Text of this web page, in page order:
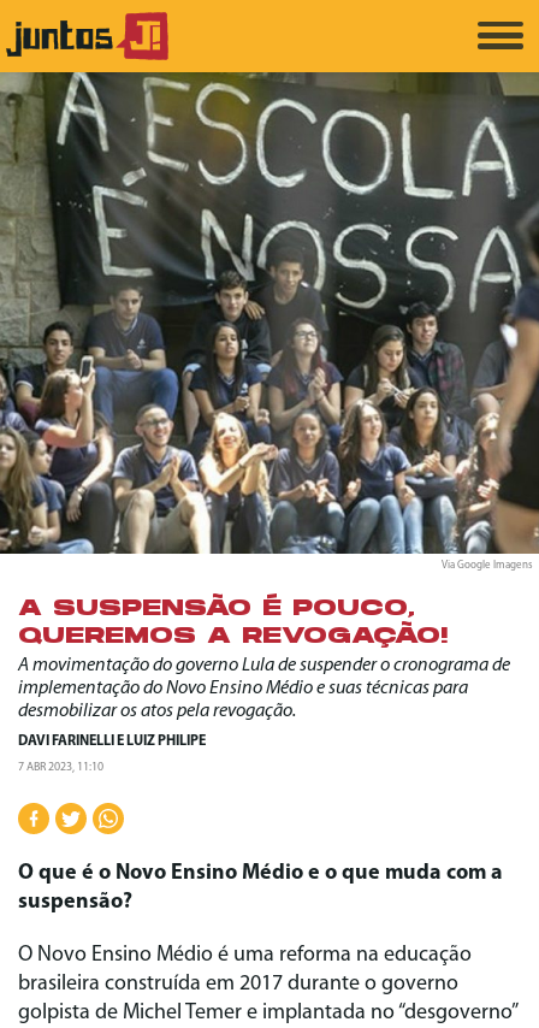
Via Google Imagens
A SUSPENSÃO É POUCO,
QUEREMOS A REVOGAÇÃO!
A movimentação do governo Lula de suspender o cronograma de
implementação do Novo Ensino Médio e suas técnicas para
desmobilizar os atos pela revogação.
DAVI FARINELLI E LUIZ PHILIPE
7 ABR 2023, 11:10
O que é o Novo Ensino Médio e o que muda com a
suspensão?
O Novo Ensino Médio é uma reforma na educação
brasileira construída em 2017 durante o governo
golpista de Michel Temer e implantada no “desgoverno”